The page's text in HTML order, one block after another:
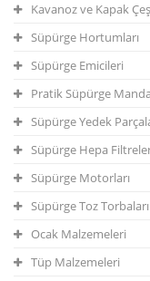
Kavanoz ve Kapak
Süpürge Hortumları
Süpürge Emicileri
Pratik Süpürge
Süpürge Yedek
Süpürge Hepa
Süpürge Motorları
Süpürge Toz Torbaları
Ocak Malzemeleri
Tüp Malzemeleri